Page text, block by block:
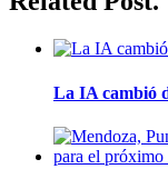
La IA cambió